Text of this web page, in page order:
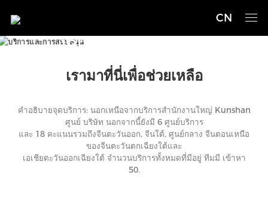
CN
บริการและการสนับสนุน
เรามาที่นี่เพื่อช่วยเหลือ
คำอธิบายจุดบริการ: นอกเหนือจากบริการสำนักงานใหญ่ Kunshan
ศูนย์ บริษัท นอกจากนี้ยังมี 6 ศูนย์บริการ
และ 18 คะแนนรวมถึงจีนตะวันออก, จีนใต้, ศูนย์กลาง จีนตอนเหนือ
ของจีนตะวันตกเฉียงใต้และ
เอเชียตะวันออกเฉียงใต้ จำนวนบริการทั้งหมดที่มีอยู่ ทีมมี เข้าหา
50.